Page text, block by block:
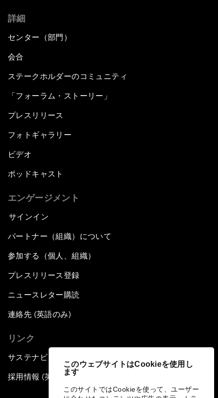
このウェブサイトはCookieを使用し
ます
このサイトではCookieを使って、ユーザー
詳細
センター（部門）
会合
ステークホルダーのコミュニティ
「フォーラム・ストーリー」
プレスリリース
フォトギャラリー
ビデオ
ポッドキャスト
エンゲージメント
サインイン
パートナー（組織）について
参加する（個人、組織）
プレスリリース登録
ニュースレター購読
連絡先 (英語のみ)
リンク
サステナビリティへの取り組み
採用情報 (英語のみ)